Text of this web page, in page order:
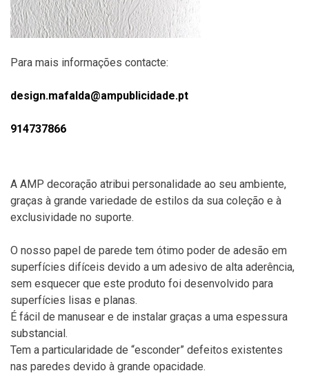
Para mais informações contacte:
design.mafalda@ampublicidade.pt
914737866
A AMP decoração atribui personalidade ao seu ambiente,
graças à grande variedade de estilos da sua coleção e à
exclusividade no suporte.
O nosso papel de parede tem ótimo poder de adesão em
superfícies difíceis devido a um adesivo de alta aderência,
sem esquecer que este produto foi desenvolvido para
superfícies lisas e planas.
É fácil de manusear e de instalar graças a uma espessura
substancial.
Tem a particularidade de “esconder” defeitos existentes
nas paredes devido à grande opacidade.